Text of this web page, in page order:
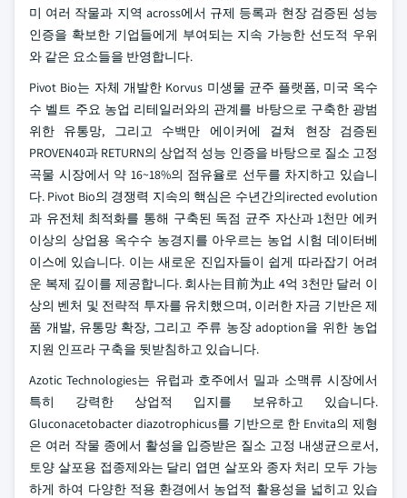
미 여러 작물과 지역 across에서 규제 등록과 현장 검증된 성능
인증을 확보한 기업들에게 부여되는 지속 가능한 선도적 우위
와 같은 요소들을 반영합니다.
Pivot Bio는 자체 개발한 Korvus 미생물 균주 플랫폼, 미국 옥수
수 벨트 주요 농업 리테일러와의 관계를 바탕으로 구축한 광범
위한 유통망, 그리고 수백만 에이커에 걸쳐 현장 검증된
PROVEN40과 RETURN의 상업적 성능 인증을 바탕으로 질소 고정
곡물 시장에서 약 16~18%의 점유율로 선두를 차지하고 있습니
다. Pivot Bio의 경쟁력 지속의 핵심은 수년간의irected evolution
과 유전체 최적화를 통해 구축된 독점 균주 자산과 1천만 에커
이상의 상업용 옥수수 농경지를 아우르는 농업 시험 데이터베
이스에 있습니다. 이는 새로운 진입자들이 쉽게 따라잡기 어려
운 복제 깊이를 제공합니다. 회사는目前为止 4억 3천만 달러 이
상의 벤처 및 전략적 투자를 유치했으며, 이러한 자금 기반은 제
품 개발, 유통망 확장, 그리고 주류 농장 adoption을 위한 농업
지원 인프라 구축을 뒷받침하고 있습니다.
Azotic Technologies는 유럽과 호주에서 밀과 소맥류 시장에서
특히 강력한 상업적 입지를 보유하고 있습니다.
Gluconacetobacter diazotrophicus를 기반으로 한 Envita의 제형
은 여러 작물 종에서 활성을 입증받은 질소 고정 내생균으로서,
토양 살포용 접종제와는 달리 엽면 살포와 종자 처리 모두 가능
하게 하여 다양한 적용 환경에서 농업적 활용성을 넓히고 있습